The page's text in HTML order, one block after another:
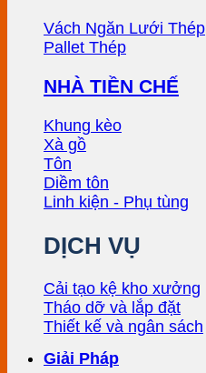
Vách Ngăn Lưới Thép
Pallet Thép
NHÀ TIỀN CHẾ
Khung kèo
Xà gồ
Tôn
Diềm tôn
Linh kiện - Phụ tùng
DỊCH VỤ
Cải tạo kệ kho xưởng
Tháo dỡ và lắp đặt
Thiết kế và ngân sách
Giải Pháp